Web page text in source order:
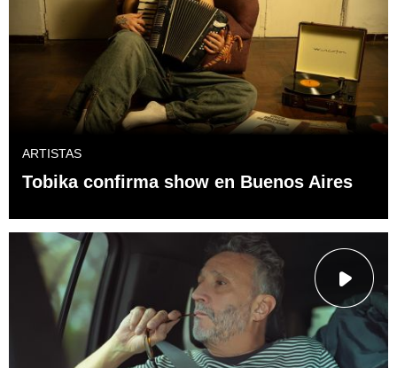
ARTISTAS
Tobika confirma show en Buenos Aires